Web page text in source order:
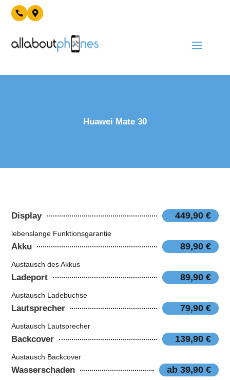
 
Huawei Mate 30
Display 449,90 €
lebenslange Funktionsgarantie
Akku 89,90 €
Austausch des Akkus
Ladeport 89,90 €
Austausch Ladebuchse
Lautsprecher 79,90 €
Austausch Lautsprecher
Backcover 139,90 €
Austausch Backcover
Wasserschaden ab 39,90 €